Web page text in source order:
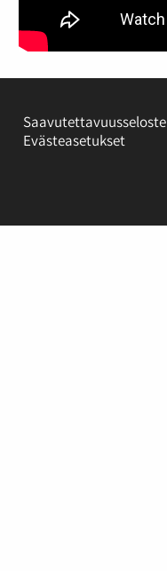
Saavutettavuusseloste
Evästeasetukset